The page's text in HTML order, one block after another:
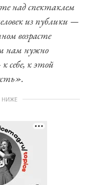
над спектаклем
из публики —
возрасте
нам нужно
себе, к этой
НИЖЕ